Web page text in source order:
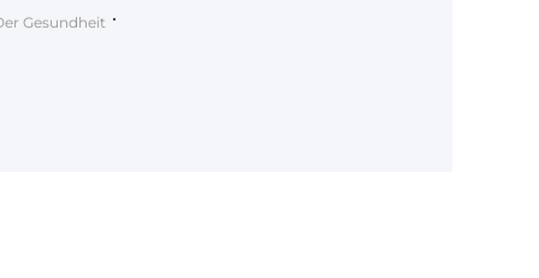
Gesundheit